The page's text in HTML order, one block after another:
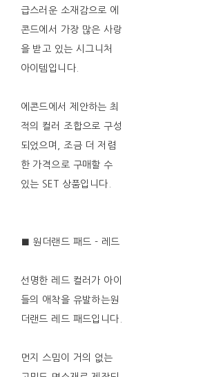
급스러운 소재감으로 에
콘드에서 가장 많은 사랑
을 받고 있는 시그니처
아이템입니다.
에콘드에서 제안하는 최
적의 컬러 조합으로 구성
되었으며, 조금 더 저렴
한 가격으로 구매할 수
있는 SET 상품입니다.
■ 원더랜드 패드 - 레드
선명한 레드 컬러가 아이
들의 애착을 유발하는원
더랜드 레드 패드입니다.
먼지 스밈이 거의 없는